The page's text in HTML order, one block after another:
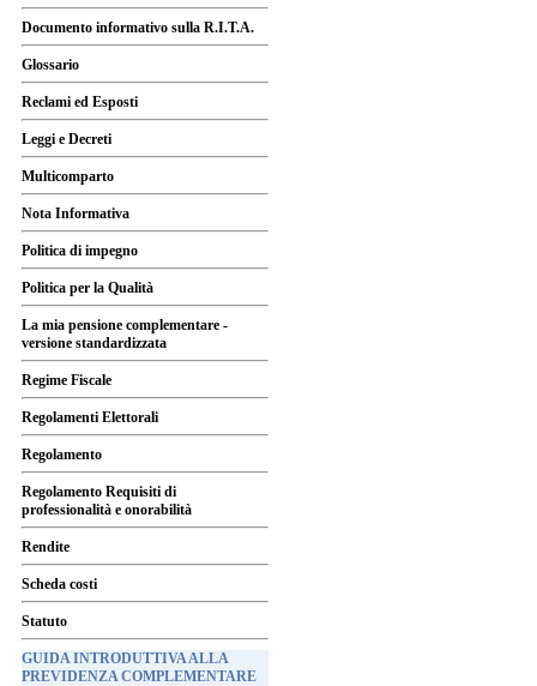
Documento informativo sulla R.I.T.A.
Glossario
Reclami ed Esposti
Leggi e Decreti
Multicomparto
Nota Informativa
Politica di impegno
Politica per la Qualità
La mia pensione complementare -
versione standardizzata
Regime Fiscale
Regolamenti Elettorali
Regolamento
Regolamento Requisiti di
professionalità e onorabilità
Rendite
Scheda costi
Statuto
GUIDA INTRODUTTIVA ALLA
PREVIDENZA COMPLEMENTARE